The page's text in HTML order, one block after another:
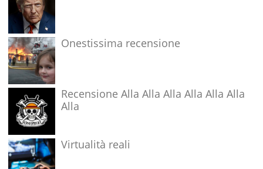
Onestissima recensione
Recensione Alla Alla Alla Alla Alla Alla
Alla
Virtualità reali